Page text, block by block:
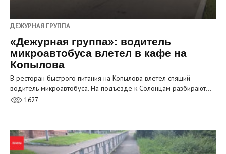
ДЕЖУРНАЯ ГРУППА
«Дежурная группа»: водитель
микроавтобуса влетел в кафе на
Копылова
В ресторан быстрого питания на Копылова влетел спящий
водитель микроавтобуса. На подъезде к Солонцам разбирают…
1627